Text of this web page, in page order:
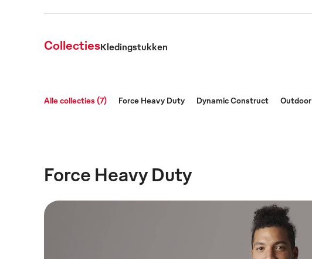
CollectiesKledingstukken
Alle collecties (7) Force Heavy Duty Dynamic Construct Outdoor
Force Heavy Duty